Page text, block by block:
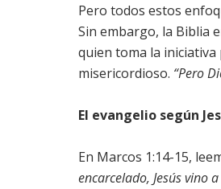
Pero todos estos
Sin embargo, la Biblia
quien toma la iniciativa
misericordioso. “Pero
El evangelio según
En Marcos 1:14-15,
encarcelado, Jesús vino